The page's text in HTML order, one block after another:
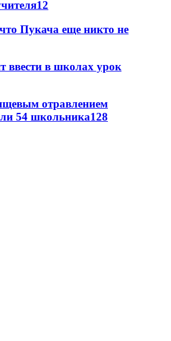
12
Пукача еще никто не
ввести в школах урок
отравлением
54 школьника128